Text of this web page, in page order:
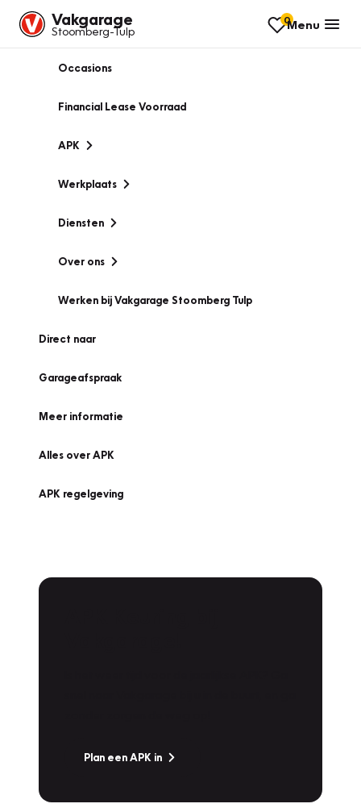
Vakgarage
Stoomberg-Tulp
0Menu
Occasions
Financial Lease Voorraad
APK
Werkplaats
Diensten
Over ons
Werken bij Vakgarage Stoomberg Tulp
Direct naar
Garageafspraak
Meer informatie
Alles over APK
APK regelgeving
Plan een APK in